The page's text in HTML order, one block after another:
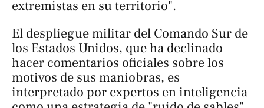
extremistas en su territorio".
El despliegue militar del Comando Sur de
los Estados Unidos, que ha declinado
hacer comentarios oficiales sobre los
motivos de sus maniobras, es
interpretado por expertos en inteligencia